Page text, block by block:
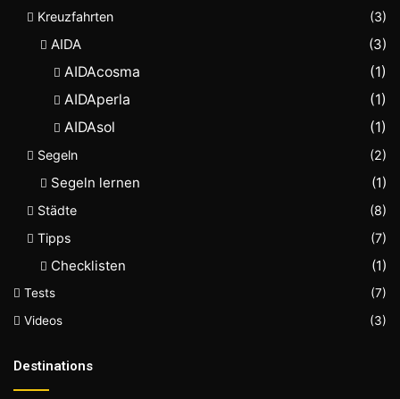
Kreuzfahrten
(3)
AIDA
(3)
AIDAcosma
(1)
AIDAperla
(1)
AIDAsol
(1)
Segeln (2)
Segeln lernen (1)
Städte
(8)
Tipps
(7)
Checklisten (1)
Tests
(7)
Videos
(3)
Destinations